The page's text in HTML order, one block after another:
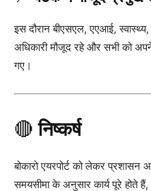
इस दौरान बीएसएल, एएआई,
अधिकारी मौजूद रहे और सभी को
गए।
🔴निष्कर्ष
बोकारो एयरपोर्ट को लेकर
समयसीमा के अनुसार कार्य पूरे होते हैं,